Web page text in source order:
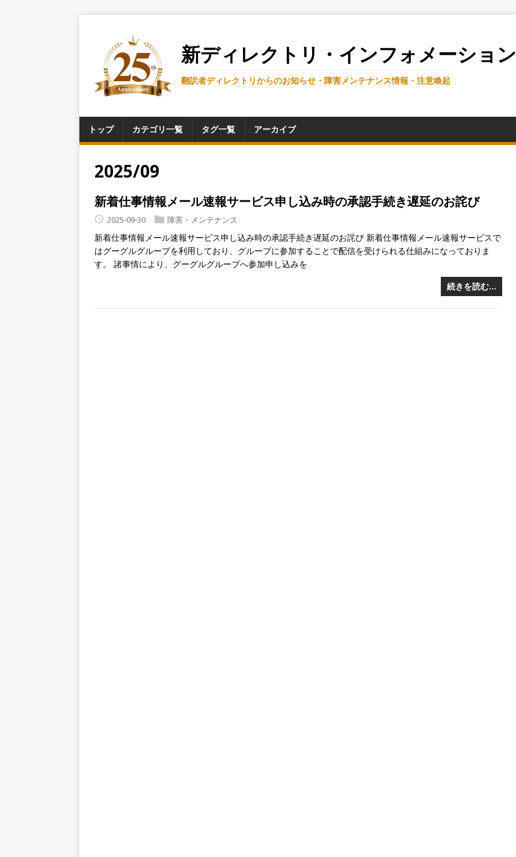
新ディレクトリ・インフォメーション
翻訳者ディレクトリからのお知らせ・障害メンテナンス情報・注意喚起
トップ カテゴリ一覧 タグ一覧 アーカイブ
2025/09
新着仕事情報メール速報サービス申し込み時の承認手続き遅延のお詫び
2025-09-30 障害・メンテナンス
新着仕事情報メール速報サービス申し込み時の承認手続き遅延のお詫び 新着仕事情報メール速報サービスで
はグーグルグループを利用しており、グループに参加することで配信を受けられる仕組みになっておりま
す。 諸事情により、グーグルグループへ参加申し込みを
続きを読む…